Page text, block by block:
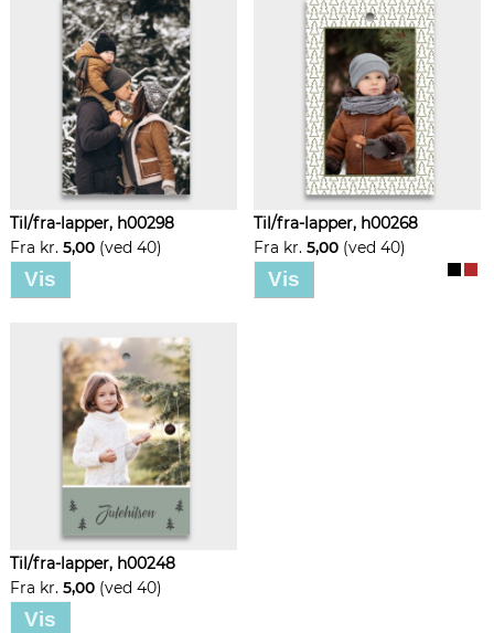
Til/fra-lapper, h00298
Fra kr. 5,00 (ved 40)
Vis
Til/fra-lapper, h00268
Fra kr. 5,00 (ved 40)
Vis
Til/fra-lapper, h00248
Fra kr. 5,00 (ved 40)
Vis